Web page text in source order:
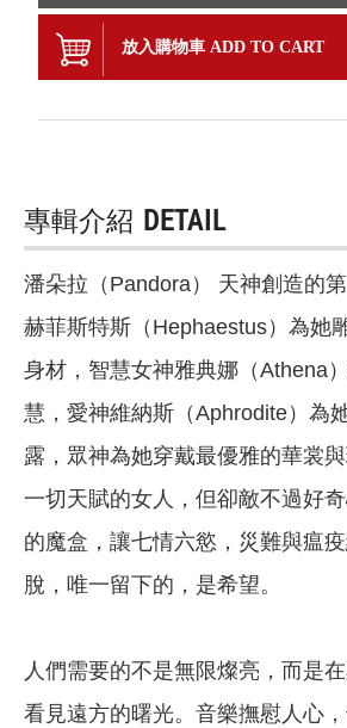
放入購物車 ADD TO CART
專輯介紹 DETAIL
潘朵拉（Pandora） 天神創造的
赫菲斯特斯（Hephaestus）為她
身材，智慧女神雅典娜（Athena
慧，愛神維納斯（Aphrodite）為
露，眾神為她穿戴最優雅的華裳
一切天賦的女人，但卻敵不過好
的魔盒，讓七情六慾，災難與瘟
脫，唯一留下的，是希望。
人們需要的不是無限燦亮，而是
看見遠方的曙光。音樂撫慰人心，